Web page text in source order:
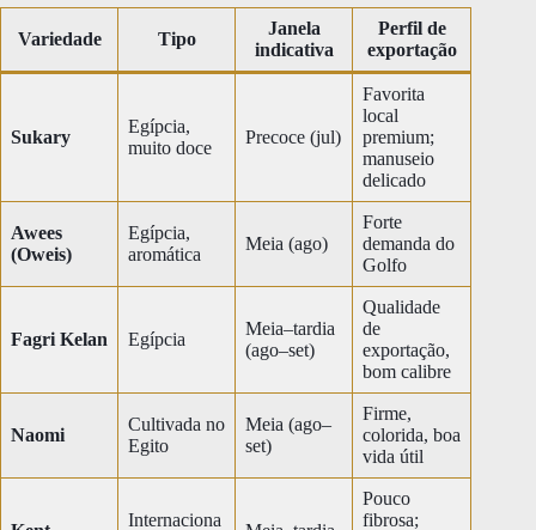
Variedade Tipo
Janela
indicativa
Perfil de
exportação
Sukary
Egípcia,
muito doce
Precoce (jul)
Favorita
local
premium;
manuseio
delicado
Awees
(Oweis)
Egípcia,
aromática
Meia (ago)
Forte
demanda do
Golfo
Fagri Kelan Egípcia
Meia–tardia
(ago–set)
Qualidade
de
exportação,
bom calibre
Naomi
Cultivada no
Egito
Meia (ago–
set)
Firme,
colorida, boa
vida útil
Internaciona
Pouco
fibrosa;